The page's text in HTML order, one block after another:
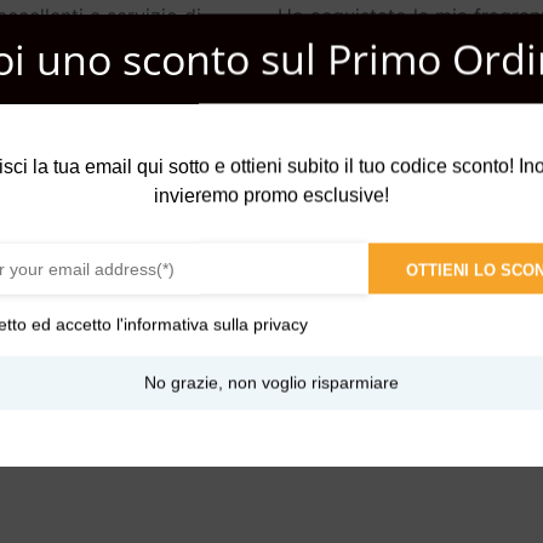
e servizio di
perfetta e tempestiva
bellissimi. Grazie
Ho acquistato la mia
preferita ad un buon prezzo
arrivata perfettamente
confezionata e con qua …
speziato che scalda come il fuoco. La fragranza Fuoco
invito alla concentrazione.
uno sconto sul Primo
la tua email qui sotto e ottieni subito il tuo codice sconto!
invieremo promo esclusive!
OTTIENI LO
ed accetto l'informativa sulla privacy
No grazie, non voglio risparmiare